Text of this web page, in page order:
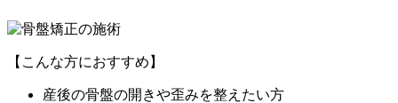
【こんな方におすすめ】
産後の骨盤の開きや歪みを整えたい方